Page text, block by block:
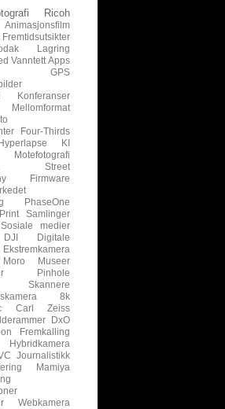
Ricoh
Animasjonsfilm
Fremtidsutsikter
Lagring
Vanntett Apps
GPS
Konferanser
Mellomformat
Four-Thirds
KI
Motefotografi
Street
Firmware
PhaseOne
Print
Samlinger
Sosiale medier
DJI
Digitale
Ekstremkamera
Moro
Museer
Pinhole
Skannere
8k
Carl Zeiss
DxO
Fremkalling
Hybridkamera
Journalistikk
Mamiya
Webkamera